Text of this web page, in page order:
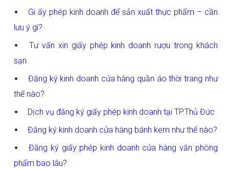
Gi ấy phép kinh doanh để sản xuất thực phẩm – cần
lưu ý gì?
Tư vấn xin giấy phép kinh doanh rượu trong khách
sạn
Đăng ký kinh doanh cửa hàng quần áo thời trang như
thế nào?
Dịch vụ đăng ký giấy phép kinh doanh tại TP.Thủ Đức
Đăng ký kinh doanh cửa hàng bánh kem như thế nào?
Đăng ký giấy phép kinh doanh cửa hàng văn phòng
phẩm bao lâu?